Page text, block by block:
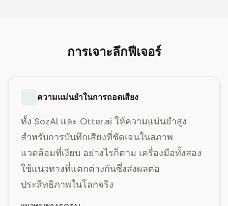
การเจาะลึกฟีเจอร์
ความแม่นยำในการถอดเสียง
ทั้ง SozAI และ Otter.ai ให้ความแม่นยำสูง
สำหรับการบันทึกเสียงที่ชัดเจนในสภาพ
แวดล้อมที่เงียบ อย่างไรก็ตาม เครื่องมือทั้งสอง
ใช้แนวทางที่แตกต่างกันซึ่งส่งผลต่อ
ประสิทธิภาพในโลกจริง